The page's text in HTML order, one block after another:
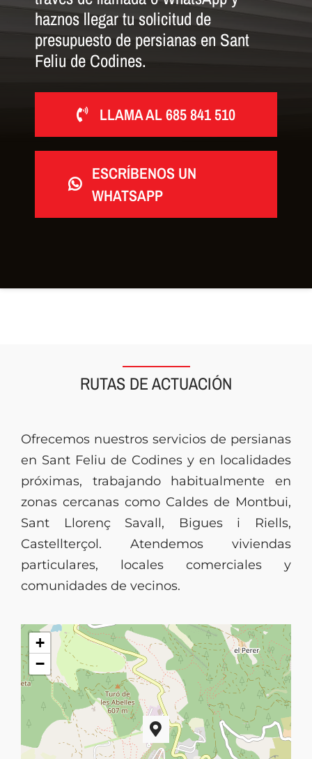
haznos llegar tu solicitud de
presupuesto de persianas en Sant
Feliu de Codines.
LLAMA AL 685 841 510
ESCRÍBENOS UN
WHATSAPP
RUTAS DE ACTUACIÓN
Ofrecemos nuestros servicios de persianas
en Sant Feliu de Codines y en localidades
próximas, trabajando habitualmente en
zonas cercanas como Caldes de Montbui,
Sant Llorenç Savall, Bigues i Riells,
Castellterçol. Atendemos viviendas
particulares, locales comerciales y
comunidades de vecinos.
+
−